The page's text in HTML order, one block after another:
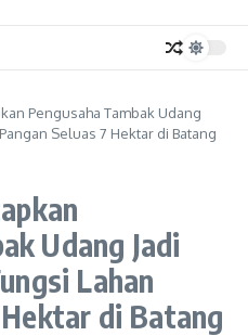
Pengusaha Tambak Udang
Seluas 7 Hektar di Batang
Udang Jadi
Lahan
di Batang